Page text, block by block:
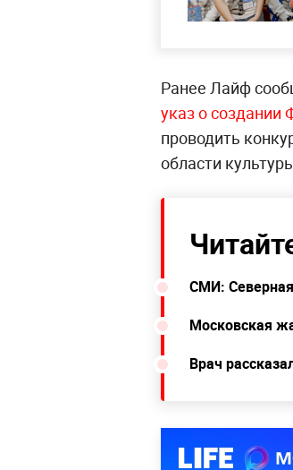
Ранее Лайф
указ о создании
проводить
области
СМИ:
Московская
Врач